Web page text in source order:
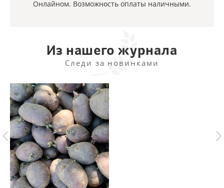
Онлайном. Возможность оплаты наличными.
Из нашего журнала
Следи за новинками